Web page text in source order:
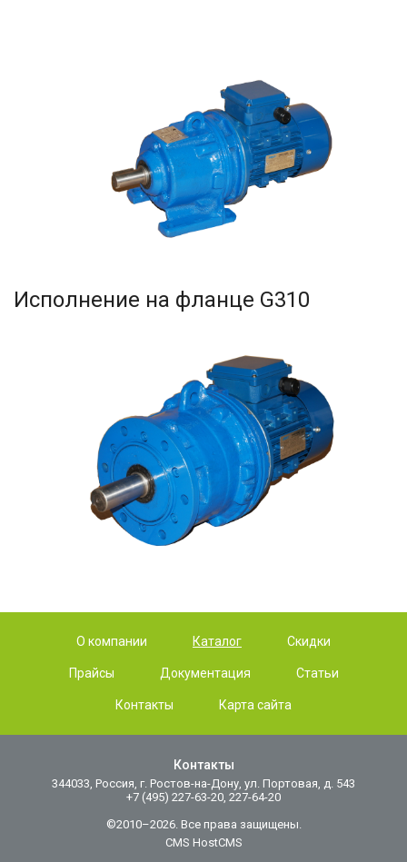
Исполнение на фланце G310
О компании Каталог Скидки
Прайсы Документация Статьи
Контакты Карта сайта
Контакты
344033, Россия, г. Ростов-на-Дону, ул. Портовая, д. 543
+7 (495) 227-63-20, 227-64-20
©2010–2026. Все права защищены.
CMS HostCMS